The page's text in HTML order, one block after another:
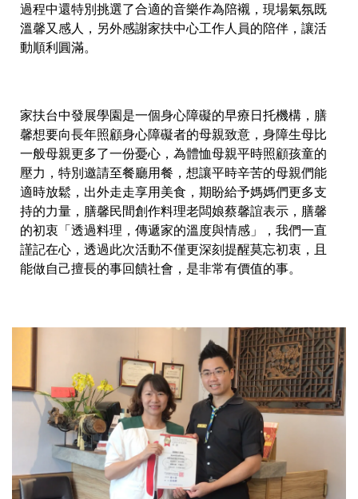
過程中還特別挑選了合適的音樂作為陪襯，現場氣氛既
溫馨又感人，另外感謝家扶中心工作人員的陪伴，讓活
動順利圓滿。
家扶台中發展學園是一個身心障礙的早療日托機構，膳
馨想要向長年照顧身心障礙者的母親致意，身障生母比
一般母親更多了一份憂心，為體恤母親平時照顧孩童的
壓力，特別邀請至餐廳用餐，想讓平時辛苦的母親們能
適時放鬆，出外走走享用美食，期盼給予媽媽們更多支
持的力量，膳馨民間創作料理老闆娘蔡馨誼表示，膳馨
的初衷「透過料理，傳遞家的溫度與情感」，我們一直
謹記在心，透過此次活動不僅更深刻提醒莫忘初衷，且
能做自己擅長的事回饋社會，是非常有價值的事。